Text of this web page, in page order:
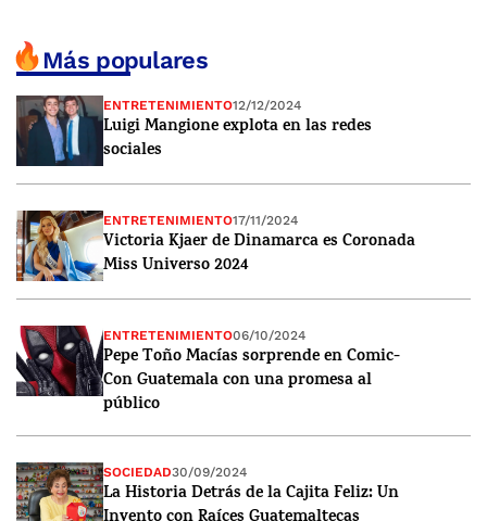
Más populares
ENTRETENIMIENTO12/12/2024
Luigi Mangione explota en las redes
sociales
ENTRETENIMIENTO17/11/2024
Victoria Kjaer de Dinamarca es Coronada
Miss Universo 2024
ENTRETENIMIENTO06/10/2024
Pepe Toño Macías sorprende en Comic-
Con Guatemala con una promesa al
público
SOCIEDAD30/09/2024
La Historia Detrás de la Cajita Feliz: Un